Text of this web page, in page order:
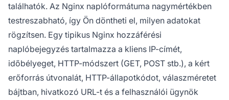
találhatók. Az Nginx naplóformátuma nagymértékben
testreszabható, így Ön döntheti el, milyen adatokat
rögzítsen. Egy tipikus Nginx hozzáférési
naplóbejegyzés tartalmazza a kliens IP-címét,
időbélyeget, HTTP-módszert (GET, POST stb.), a kért
erőforrás útvonalát, HTTP-állapotkódot, válaszméretet
bájtban, hivatkozó URL-t és a felhasználói ügynök